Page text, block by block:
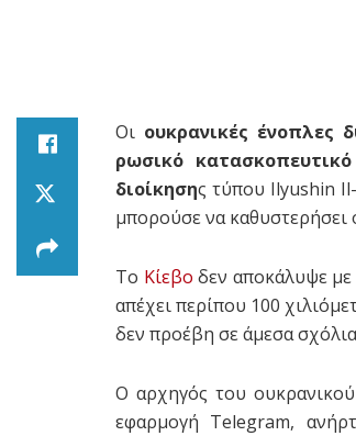
Οι ουκρανικές ένοπλες
ρωσικό
διοίκησης τύπου Ilyushin
μπορούσε να καθυστερήσει
Το Κίεβο δεν αποκάλυψε
απέχει περίπου 100
δεν προέβη σε άμεσα
Ο αρχηγός του
εφαρμογή Telegram,